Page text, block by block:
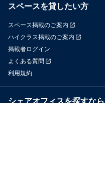
スペースを貸したい方
スペース掲載のご案内
ハイクラス掲載のご案内
掲載者ログイン
よくある質問
利用規約
シェアオフィスを探すなら